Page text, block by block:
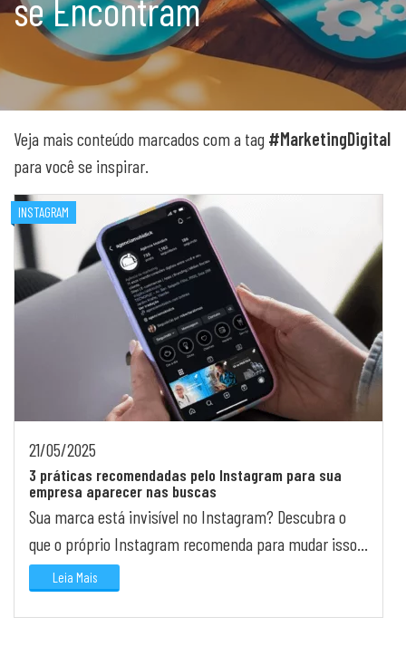
se Encontram
Veja mais conteúdo marcados com a tag #MarketingDigital
para você se inspirar.
INSTAGRAM
21/05/2025
3 práticas recomendadas pelo Instagram para sua
empresa aparecer nas buscas
Sua marca está invisível no Instagram? Descubra o
que o próprio Instagram recomenda para mudar isso
agora mesmo.
Leia Mais